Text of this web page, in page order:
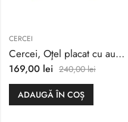
CERCEI
Cercei, Oţel placat cu aur 18K
169,00 lei 240,00lei
ADAUGĂ ÎN COȘ